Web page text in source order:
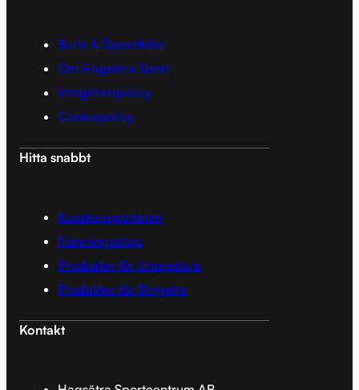
Butik & Öppettider
Om Hagsätra Sport
Integritetspolicy
Cookiepolicy
Hitta snabbt
Kunskapsportalen
Föreningsshop
Produkter för Utespelare
Produkter för Ringette
Kontakt